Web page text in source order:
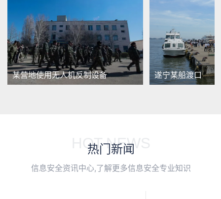
某营地使用无人机反制设备 遂宁某船渡口
HOT NEWS
热门新闻
信息安全资讯中心,了解更多信息安全专业知识